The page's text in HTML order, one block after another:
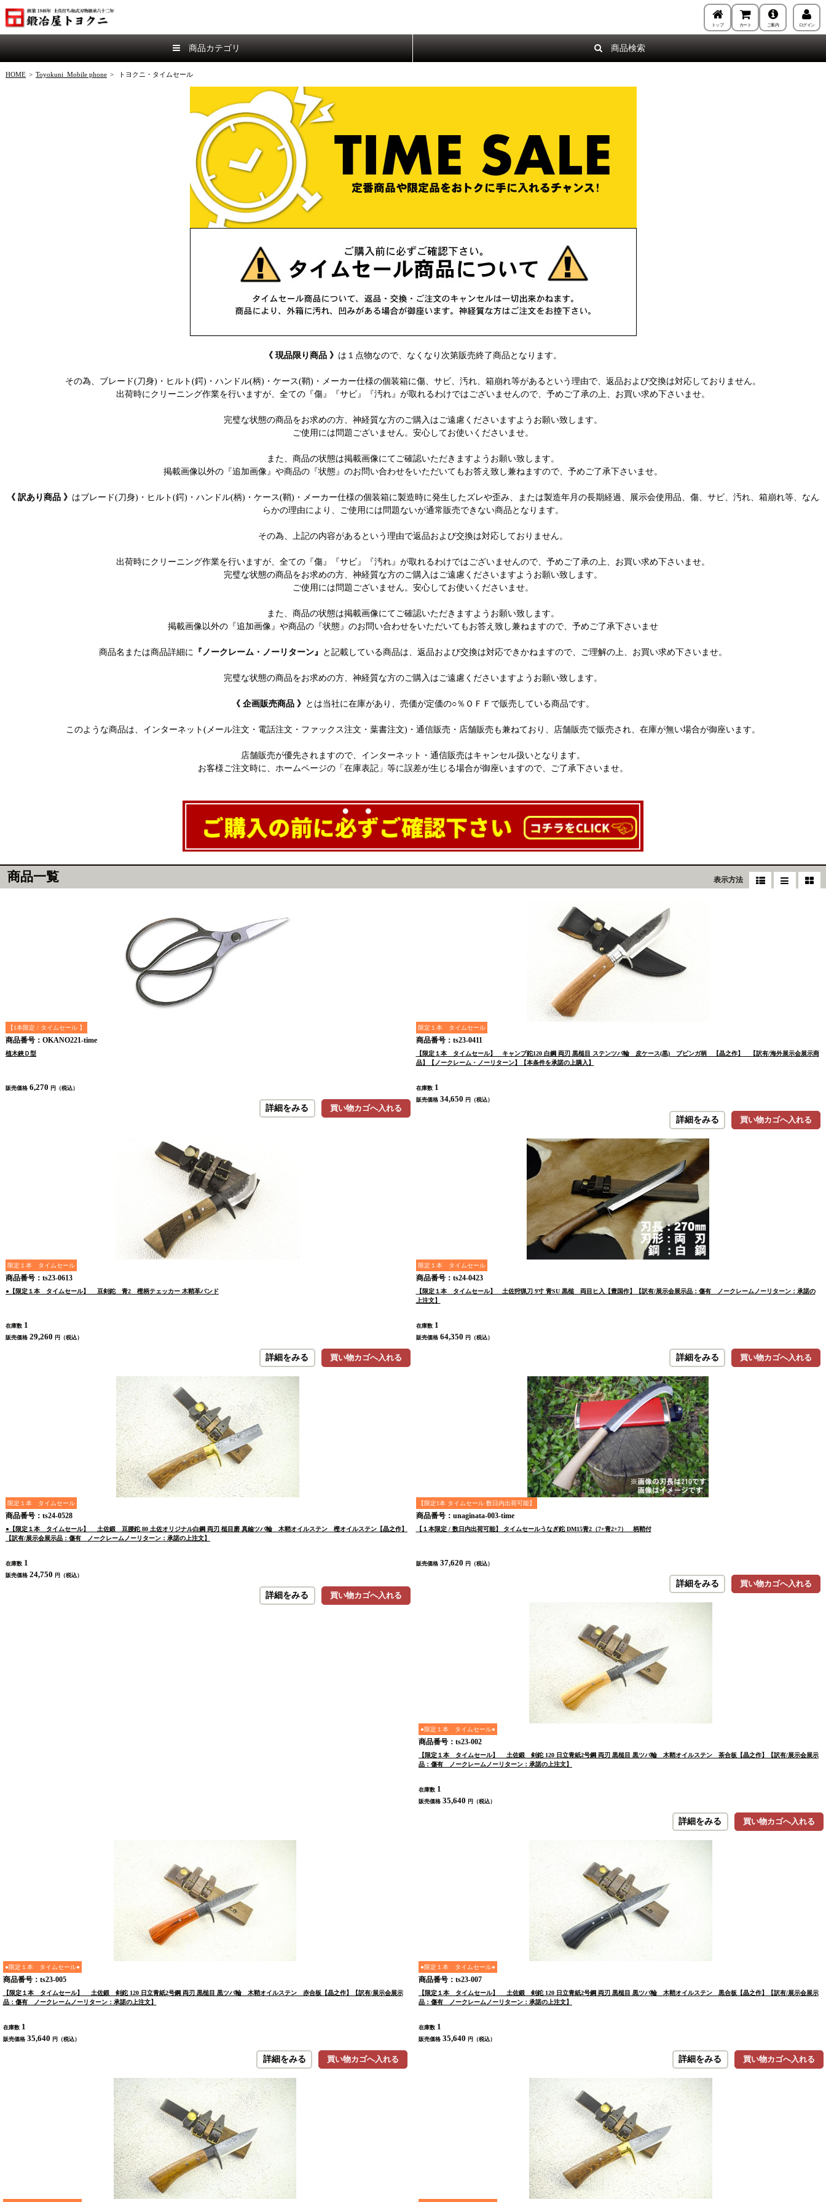
トップ カート ご案内 ログイン
商品カテゴリ 商品検索
HOME > Toyokuni_Mobile phone > トヨクニ・タイムセール
《 現品限り商品 》 は１点物なので、なくなり次第販売終了商品となります。
その為、ブレード(刀身)・ヒルト(鍔)・ハンドル(柄)・ケース(鞘)・メーカー仕様の個装箱に傷、サビ、汚れ、箱崩れ等があるという理由で、返品および交換は対応しておりません。
出荷時にクリーニング作業を行いますが、全ての『傷』『サビ』『汚れ』が取れるわけではございませんので、予めご了承の上、お買い求め下さいませ。
完璧な状態の商品をお求めの方、神経質な方のご購入はご遠慮くださいますようお願い致します。
ご使用には問題ございません。安心してお使いくださいませ。
また、商品の状態は掲載画像にてご確認いただきますようお願い致します。
掲載画像以外の『追加画像』や商品の『状態』のお問い合わせをいただいてもお答え致し兼ねますので、予めご了承下さいませ。
《 訳あり商品 》 はブレード(刀身)・ヒルト(鍔)・ハンドル(柄)・ケース(鞘)・メーカー仕様の個装箱に製造時に発生したズレや歪み、または製造年月の長期経過、展示会使用品、傷、サビ、汚れ、箱崩れ等、なん
らかの理由により、ご使用には問題ないが通常販売できない商品となります。
その為、上記の内容があるという理由で返品および交換は対応しておりません。
出荷時にクリーニング作業を行いますが、全ての『傷』『サビ』『汚れ』が取れるわけではございませんので、予めご了承の上、お買い求め下さいませ。
完璧な状態の商品をお求めの方、神経質な方のご購入はご遠慮くださいますようお願い致します。
ご使用には問題ございません。安心してお使いくださいませ。
また、商品の状態は掲載画像にてご確認いただきますようお願い致します。
掲載画像以外の『追加画像』や商品の『状態』のお問い合わせをいただいてもお答え致し兼ねますので、予めご了承下さいませ
商品名または商品詳細に 『ノークレーム・ノーリターン』 と記載している商品は、返品および交換は対応できかねますので、ご理解の上、お買い求め下さいませ。
完璧な状態の商品をお求めの方、神経質な方のご購入はご遠慮くださいますようお願い致します。
《 企画販売商品 》 とは当社に在庫があり、売価が定価の○％ＯＦＦで販売している商品です。
このような商品は、インターネット(メール注文・電話注文・ファックス注文・葉書注文)・通信販売・店舗販売も兼ねており、店舗販売で販売され、在庫が無い場合が御座います。
店舗販売が優先されますので、インターネット・通信販売はキャンセル扱いとなります。
お客様ご注文時に、ホームページの「在庫表記」等に誤差が生じる場合が御座いますので、ご了承下さいませ。
商品一覧 表示方法
【1本限定 / タイムセール 】
商品番号：OKANO221-time
植木鋏Ｄ型
販売価格 6,270 円（税込）
買い物カゴへ入れる
詳細をみる
限定１本 タイムセール
商品番号：ts23-0411
【限定１本 タイムセール】 キャンプ鉈120 白鋼 両刃 黒槌目 ステンツバ輪 皮ケース(黒) ブビンガ柄 【晶之作】 【訳有/海外展示会展示商
品】【ノークレーム・ノーリターン】【本条件を承諾の上購入】
在庫数 1
販売価格 34,650 円（税込）
買い物カゴへ入れる
詳細をみる
限定１本 タイムセール
商品番号：ts23-0613
●【限定１本 タイムセール】 豆剣鉈 青2 樫柄テェッカー 木鞘革バンド
在庫数 1
販売価格 29,260 円（税込）
買い物カゴへ入れる
詳細をみる
限定１本 タイムセール
商品番号：ts24-0423
【限定１本 タイムセール】 土佐狩猟刀 9寸 青SU 黒槌 両目ヒ入【豊国作】【訳有/展示会展示品：傷有 ノークレームノーリターン：承諾の
上注文】
在庫数 1
販売価格 64,350 円（税込）
買い物カゴへ入れる
詳細をみる
限定１本 タイムセール
商品番号：ts24-0528
●【限定１本 タイムセール】 土佐鍛 豆腰鉈 80 土佐オリジナル白鋼 両刃 槌目磨 真鍮ツバ輪 木鞘オイルステン 樫オイルステン【晶之作】
【訳有/展示会展示品：傷有 ノークレームノーリターン：承諾の上注文】
在庫数 1
販売価格 24,750 円（税込）
買い物カゴへ入れる
詳細をみる
【限定1本 タイムセール 数日内出荷可能】
商品番号：unaginata-003-time
【１本限定 / 数日内出荷可能】 タイムセールうなぎ鉈 DM15青2（7+青2+7） 柄鞘付
販売価格 37,620 円（税込）
買い物カゴへ入れる
詳細をみる
●限定１本 タイムセール●
商品番号：ts23-002
【限定１本 タイムセール】 土佐鍛 剣鉈 120 日立青紙2号鋼 両刃 黒槌目 黒ツバ輪 木鞘オイルステン 茶合板【晶之作】【訳有/展示会展示
品：傷有 ノークレームノーリターン：承諾の上注文】
在庫数 1
販売価格 35,640 円（税込）
買い物カゴへ入れる
詳細をみる
●限定１本 タイムセール●
商品番号：ts23-005
【限定１本 タイムセール】 土佐鍛 剣鉈 120 日立青紙2号鋼 両刃 黒槌目 黒ツバ輪 木鞘オイルステン 赤合板【晶之作】【訳有/展示会展示
品：傷有 ノークレームノーリターン：承諾の上注文】
在庫数 1
販売価格 35,640 円（税込）
買い物カゴへ入れる
詳細をみる
●限定１本 タイムセール●
商品番号：ts23-007
【限定１本 タイムセール】 土佐鍛 剣鉈 120 日立青紙2号鋼 両刃 黒槌目 黒ツバ輪 木鞘オイルステン 黒合板【晶之作】【訳有/展示会展示
品：傷有 ノークレームノーリターン：承諾の上注文】
在庫数 1
販売価格 35,640 円（税込）
買い物カゴへ入れる
詳細をみる